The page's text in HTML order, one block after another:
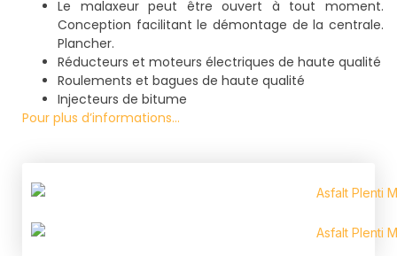
Le malaxeur peut être ouvert à tout moment.
Conception facilitant le démontage de la centrale.
Plancher.
Réducteurs et moteurs électriques de haute qualité
Roulements et bagues de haute qualité
Injecteurs de bitume
Pour plus d’informations…